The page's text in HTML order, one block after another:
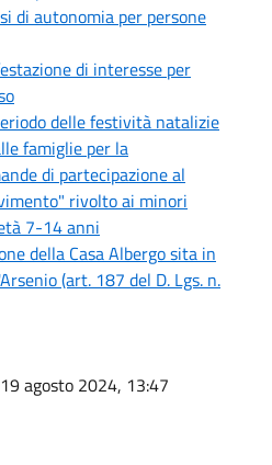
di autonomia per persone
di interesse per
delle festività natalizie
famiglie per la
di partecipazione al
rivolto ai minori
7-14 anni
della Casa Albergo sita in
(art. 187 del D. Lgs. n.
agosto 2024, 13:47